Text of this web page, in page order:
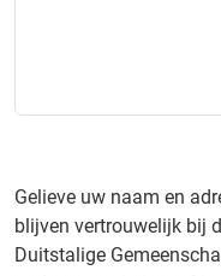
Gelieve uw naam en
blijven vertrouwelijk bij
Duitstalige